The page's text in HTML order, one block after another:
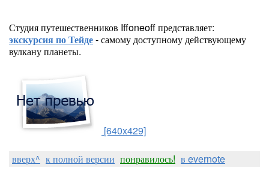
Студия путешественников Iffoneoff представляет:
экскурсия по Тейде- самому доступному действующему
вулкану планеты.
[640x429]
вверх^ к полной версии понравилось! в evernote